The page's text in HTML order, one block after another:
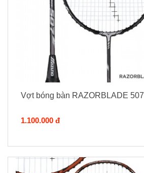
Vợt bóng bàn RAZORBLADE 507
1.100.000 đ